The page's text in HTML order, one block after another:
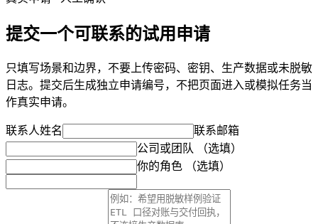
提交一个可联系的试用申请
只填写场景和边界，不要上传密码、密钥、生产数据或未脱敏
日志。提交后生成独立申请编号，不把页面进入或模拟任务当
作真实申请。
联系人姓名
联系邮箱
公司或团队
（选填）
你的角色
（选填）